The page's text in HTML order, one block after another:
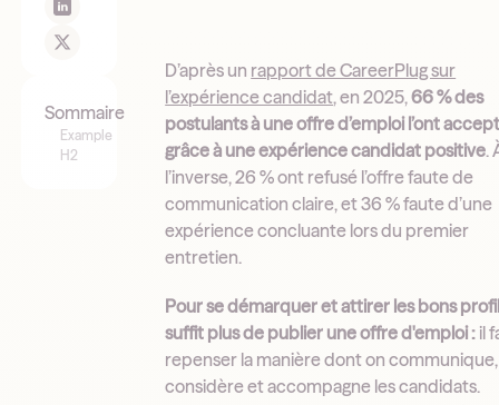
Sommaire
Example
H2
D’après un rapport de CareerPlug sur
l’expérience candidat, en 2025,66 % des
postulants à une offre d’emploi l’ont
grâce à une expérience candidat positive.
l’inverse, 26 % ont refusé l’offre faute de
communication claire, et 36 % faute d’une
expérience concluante lors du premier
entretien.
Pour se démarquer et attirer les bons
suffit plus de publier une offre d'emploi : il
repenser la manière dont on communique,
considère et accompagne les candidats.